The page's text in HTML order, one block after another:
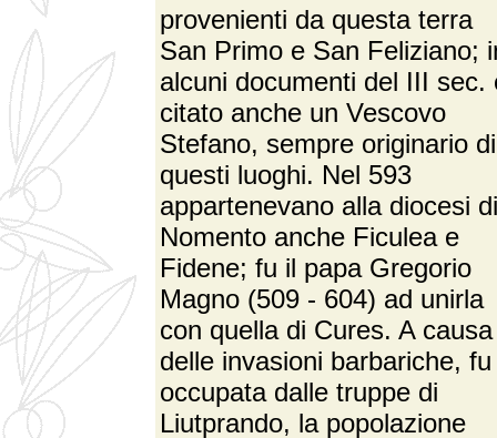
provenienti da questa terra
San Primo e San Feliziano;
alcuni documenti del III sec.
citato anche un Vescovo
Stefano, sempre originario di
questi luoghi. Nel 593
appartenevano alla diocesi di
Nomento anche Ficulea e
Fidene; fu il papa Gregorio
Magno (509 - 604) ad unirla
con quella di Cures. A causa
delle invasioni barbariche, fu
occupata dalle truppe di
Liutprando, la popolazione